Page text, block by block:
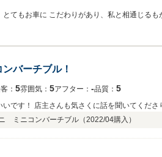
てもお車に こだわりがあり、私と相通じる
バーチブル！
： 5雰囲気： 5アフター： ‐品質： 5
です！ 店主さんも気さくに話を聞いてくだ
ミニコンバーチブル（2022/04購入）